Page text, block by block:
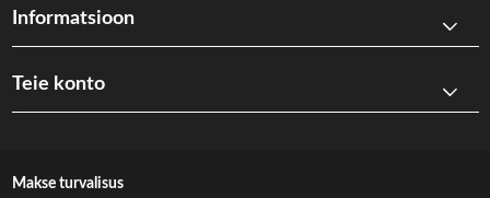
Informatsioon
Teie konto
Makse turvalisus